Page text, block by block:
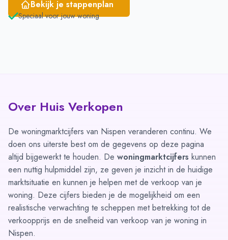
Bekijk je stappenplan
Speciaal voor jouw woning
Over Huis Verkopen
De woningmarktcijfers van Nispen veranderen continu. We
doen ons uiterste best om de gegevens op deze pagina
altijd bijgewerkt te houden. De woningmarktcijfers kunnen
een nuttig hulpmiddel zijn, ze geven je inzicht in de huidige
marktsituatie en kunnen je helpen met de verkoop van je
woning. Deze cijfers bieden je de mogelijkheid om een
realistische verwachting te scheppen met betrekking tot de
verkoopprijs en de snelheid van verkoop van je woning in
Nispen.